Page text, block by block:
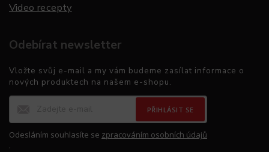
Video recepty
Odebírat newsletter
Vložte svůj e-mail a my vám budeme zasílat informace o
nových produktech na našem e-shopu.
PŘIHLÁSIT SE
Odesláním souhlasíte se zpracováním osobních údajů
.